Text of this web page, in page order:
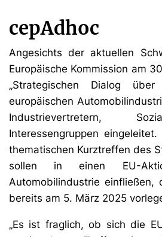
cepAdhoc
Angesichts der aktuellen
Europäische Kommission am
„Strategischen Dialog
europäischen
Industrievertretern,
Interessengruppen
thematischen Kurztreffen des
sollen in einen EU-
Automobilindustrie einfließen,
bereits am 5. März 2025
„Es ist fraglich, ob sich die